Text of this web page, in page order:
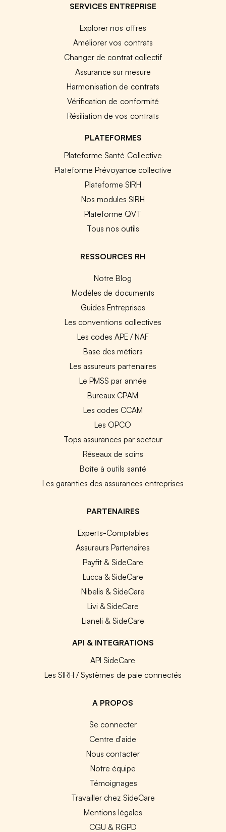
SERVICES ENTREPRISE
Explorer nos offres
Améliorer vos contrats
Changer de contrat collectif
Assurance sur mesure
Harmonisation de contrats
Vérification de conformité
Résiliation de vos contrats
PLATEFORMES
Plateforme Santé Collective
Plateforme Prévoyance collective
Plateforme SIRH
Nos modules SIRH
Plateforme QVT
Tous nos outils
RESSOURCES RH
Notre Blog
Modèles de documents
Guides Entreprises
Les conventions collectives
Les codes APE / NAF
Base des métiers
Les assureurs partenaires
Le PMSS par année
Bureaux CPAM
Les codes CCAM
Les OPCO
Tops assurances par secteur
Réseaux de soins
Boîte à outils santé
Les garanties des assurances entreprises
PARTENAIRES
Experts-Comptables
Assureurs Partenaires
Payfit & SideCare
Lucca & SideCare
Nibelis & SideCare
Livi & SideCare
Lianeli & SideCare
API & INTEGRATIONS
API SideCare
Les SIRH / Systèmes de paie connectés
A PROPOS
Se connecter
Centre d'aide
Nous contacter
Notre équipe
Témoignages
Travailler chez SideCare
Mentions légales
CGU & RGPD